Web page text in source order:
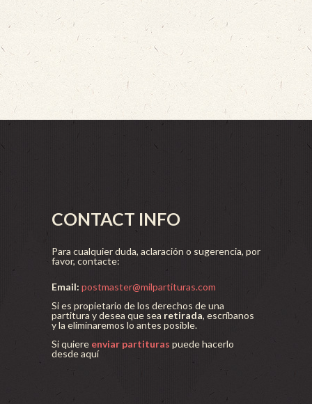
CONTACT INFO
Para cualquier duda, aclaración o sugerencia, por
favor, contacte:
Email: postmaster@milpartituras.com
Si es propietario de los derechos de una
partitura y desea que sea retirada, escríbanos
y la eliminaremos lo antes posible.
Si quiere enviar partituras puede hacerlo
desde aquí